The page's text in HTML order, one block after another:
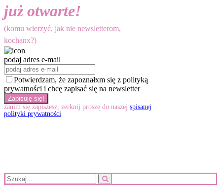
już otwarte!
(komu wierzyć, jak nie newsletterom,
kochanx?)
podaj adres e-mail
Potwierdzam, że zapoznałxm się z polityką
prywatności i chcę zapisać się na newsletter
zanim się zapiszesz, zerknij proszę do naszej spisanej
polityki prywatności